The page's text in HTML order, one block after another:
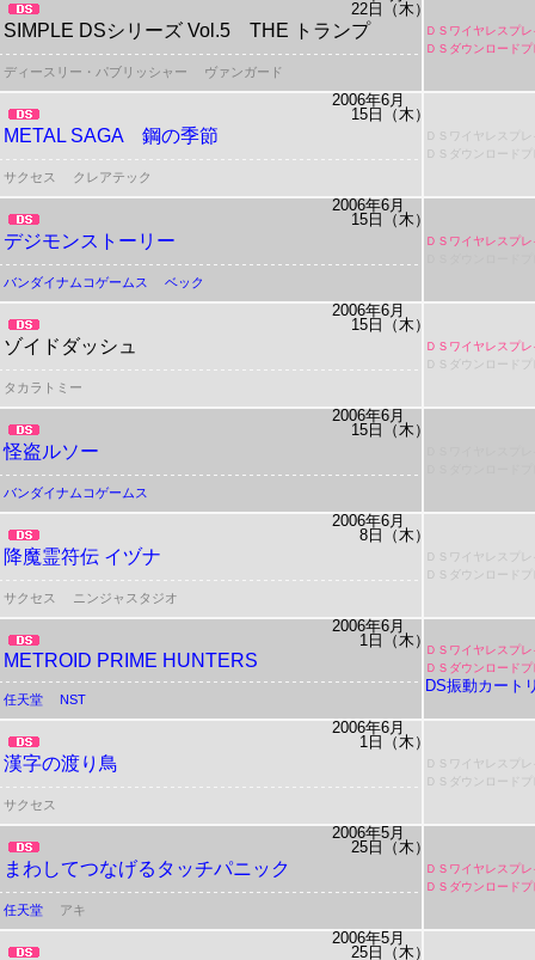
22日（木）
SIMPLE DSシリーズ Vol.5 THE トランプ
ＤＳワイヤレスプ
ＤＳダウンロード
ディースリー・パブリッシャー
ヴァンガード
2006年6月
15日（木）
METAL SAGA 鋼の季節
ＤＳワイヤレスプ
ＤＳダウンロード
サクセス
クレアテック
2006年6月
15日（木）
デジモンストーリー
ＤＳワイヤレスプ
バンダイナムコゲームス
ベック
2006年6月
15日（木）
ゾイドダッシュ
ＤＳワイヤレスプ
ＤＳダウンロード
タカラトミー
2006年6月
15日（木）
怪盗ルソー
バンダイナムコゲームス
2006年6月
8日（木）
降魔霊符伝 イヅナ
ＤＳワイヤレスプ
ＤＳダウンロード
サクセス
ニンジャスタジオ
2006年6月
1日（木）
METROID PRIME HUNTERS
ＤＳワイヤレスプ
ＤＳダウンロード
DS振動カート
任天堂 NST
2006年6月
1日（木）
漢字の渡り鳥
ＤＳワイヤレスプ
ＤＳダウンロード
サクセス
2006年5月
25日（木）
まわしてつなげるタッチパニック
ＤＳワイヤレスプ
ＤＳダウンロード
任天堂
アキ
2006年5月
25日（木）